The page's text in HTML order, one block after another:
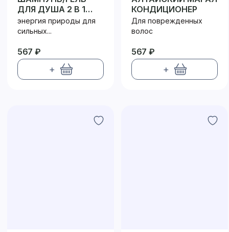
ДЛЯ ДУША 2 В 1
МУЖСКОЙ
энергия природы для
сильных...
567 ₽
+
КОНДИЦИОНЕР
Для поврежденных
волос
567 ₽
+